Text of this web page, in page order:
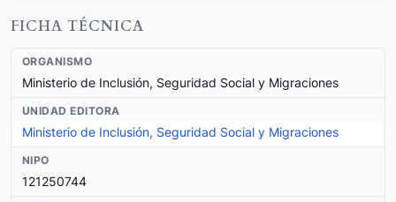
FICHA TÉCNICA
ORGANISMO
Ministerio de Inclusión, Seguridad Social y Migraciones
UNIDAD EDITORA
Ministerio de Inclusión, Seguridad Social y Migraciones
NIPO
121250744